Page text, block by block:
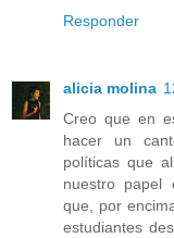
Responder
alicia molina
Creo que en
hacer un
políticas que
nuestro papel
que, por
estudiantes